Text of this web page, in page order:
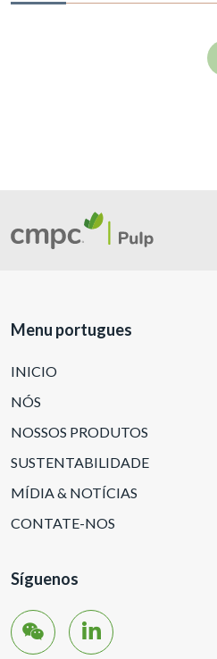
Menu portugues
INICIO
NÓS
NOSSOS PRODUTOS
SUSTENTABILIDADE
MÍDIA & NOTÍCIAS
CONTATE-NOS
Síguenos